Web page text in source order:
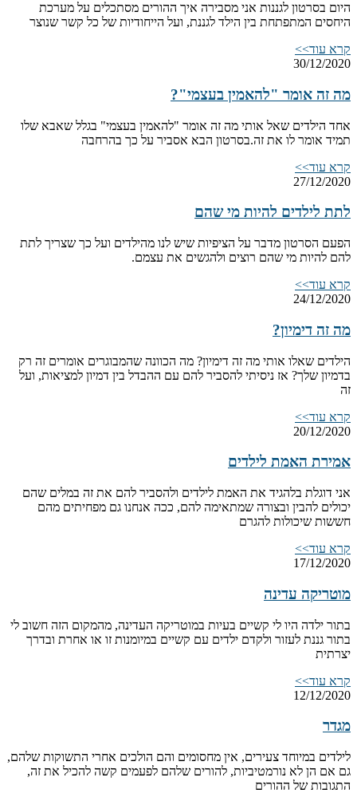
היום בסרטון לגננות אני מסבירה איך ההורים מסתכלים על מערכת
היחסים המתפתחת בין הילד לגננת, ועל הייחודיות של כל קשר שנוצר
קרא עוד>>
30/12/2020
מה זה אומר "להאמין בעצמי"?
אחד הילדים שאל אותי מה זה אומר "להאמין בעצמי" בגלל שאבא שלו
תמיד אומר לו את זה.בסרטון הבא אסביר על כך בהרחבה
קרא עוד>>
27/12/2020
לתת לילדים להיות מי שהם
הפעם הסרטון מדבר על הציפיות שיש לנו מהילדים ועל כך שצריך לתת
להם להיות מי שהם רוצים ולהגשים את עצמם.
קרא עוד>>
24/12/2020
מה זה דימיון?
הילדים שאלו אותי מה זה דימיון? מה הכוונה שהמבוגרים אומרים זה רק
בדמיון שלך? אז ניסיתי להסביר להם עם ההבדל בין דמיון למציאות, ועל
זה
קרא עוד>>
20/12/2020
אמירת האמת לילדים
אני דוגלת בלהגיד את האמת לילדים ולהסביר להם את זה במלים שהם
יכולים להבין ובצורה שמתאימה להם, ככה אנחנו גם מפחיתים מהם
חששות שיכולות להגרם
קרא עוד>>
17/12/2020
מוטריקה עדינה
בתור ילדה היו לי קשיים בעיות במוטריקה העדינה, מהמקום הזה חשוב לי
בתור גננת לעזור ולקדם ילדים עם קשיים במיומנות זו או אחרת ובדרך
יצרתית
קרא עוד>>
12/12/2020
מגדר
לילדים במיוחד צעירים, אין מחסומים והם הולכים אחרי התשוקות שלהם,
גם אם הן לא נורמטיביות, להורים שלהם לפעמים קשה להכיל את זה,
התגובות של ההורים